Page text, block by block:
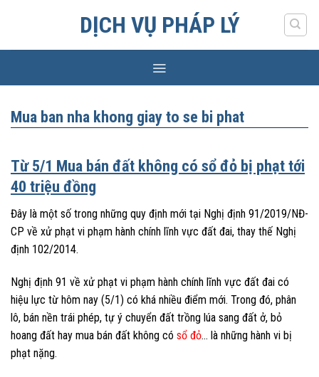
DỊCH VỤ PHÁP LÝ
Mua ban nha khong giay to se bi phat
Từ 5/1 Mua bán đất không có sổ đỏ bị phạt tới
40 triệu đồng
Đây là một số trong những quy định mới tại Nghị định 91/2019/NĐ-
CP về xử phạt vi phạm hành chính lĩnh vực đất đai, thay thế Nghị
định 102/2014.
Nghị định 91 về xử phạt vi phạm hành chính lĩnh vực đất đai có
hiệu lực từ hôm nay (5/1) có khá nhiều điểm mới. Trong đó, phân
lô, bán nền trái phép, tự ý chuyển đất trồng lúa sang đất ở, bỏ
hoang đất hay mua bán đất không có sổ đỏ… là những hành vi bị
phạt nặng.